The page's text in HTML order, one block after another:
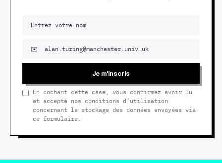
Je m'inscris
En cochant cette case, vous confirmez avoir lu
et accepté nos conditions d’utilisation
concernant le stockage des données envoyées via
ce formulaire.